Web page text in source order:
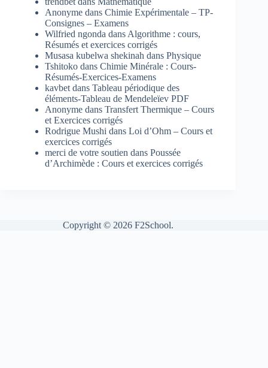
Anonyme dans Chimie Expérimentale – TP-
Consignes – Examens
Wilfried ngonda dans Algorithme : cours,
Résumés et exercices corrigés
Musasa kubelwa shekinah dans Physique
Tshitoko dans Chimie Minérale : Cours-
Résumés-Exercices-Examens
kavbet dans Tableau périodique des
éléments-Tableau de Mendeleïev PDF
Anonyme dans Transfert Thermique – Cours
et Exercices corrigés
Rodrigue Mushi dans Loi d’Ohm – Cours et
exercices corrigés
merci de votre soutien dans Poussée
d’Archimède : Cours et exercices corrigés
Copyright © 2026 F2School.